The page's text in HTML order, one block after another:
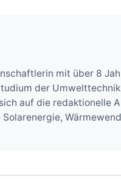
mit über 8
der
auf die redaktionelle